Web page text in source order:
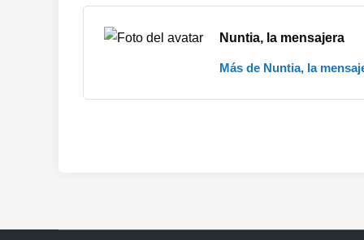
Nuntia, la mensajera
Más de Nuntia, la